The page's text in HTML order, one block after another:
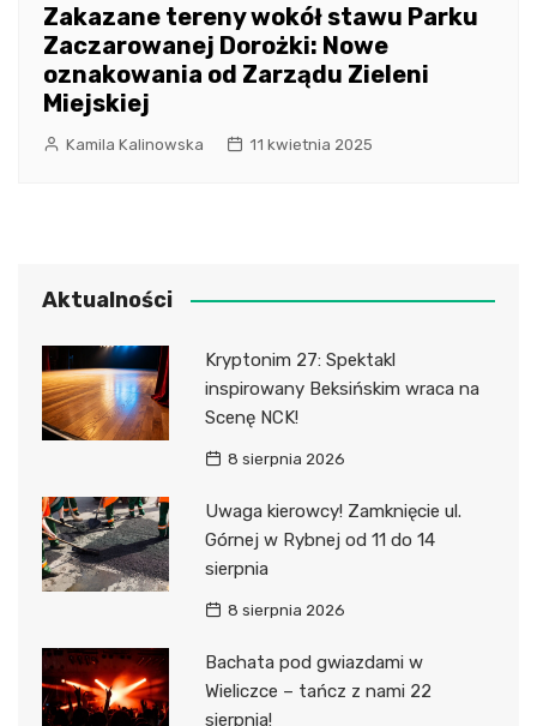
Zakazane tereny wokół stawu Parku
Zaczarowanej Dorożki: Nowe
oznakowania od Zarządu Zieleni
Miejskiej
Kamila Kalinowska 11 kwietnia 2025
Aktualności
Kryptonim 27: Spektakl
inspirowany Beksińskim wraca na
Scenę NCK!
8 sierpnia 2026
Uwaga kierowcy! Zamknięcie ul.
Górnej w Rybnej od 11 do 14
sierpnia
8 sierpnia 2026
Bachata pod gwiazdami w
Wieliczce – tańcz z nami 22
sierpnia!